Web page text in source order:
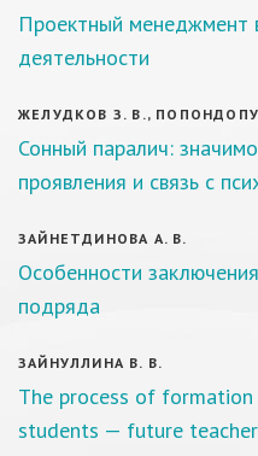
Проектный менеджмент
деятельности
ЖЕЛУДКОВ З. В.,
Сонный паралич:
проявления и связь с
ЗАЙНЕТДИНОВА А. В.
Особенности
подряда
ЗАЙНУЛЛИНА В. В.
The process of
students — future